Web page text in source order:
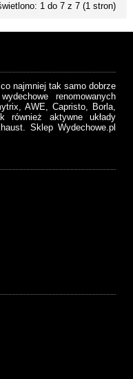
1 do 7 z 7 (1 stron)
najmniej tak samo dobrze
renomowanych
AWE, Capristo, Borla,
również aktywne układy
Sklep Wydechowe.pl